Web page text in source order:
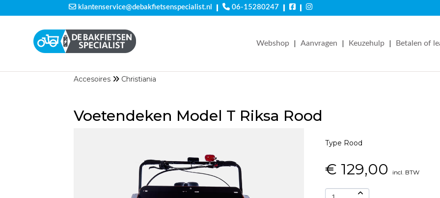
klantenservice@debakfietsenspecialist.nl | 06-15280247 | |
Webshop | Aanvragen | Keuzehulp | Betalen of
Accesoires Christiania
Voetendeken Model T Riksa Rood
Type Rood
€ 129,00 incl. BTW